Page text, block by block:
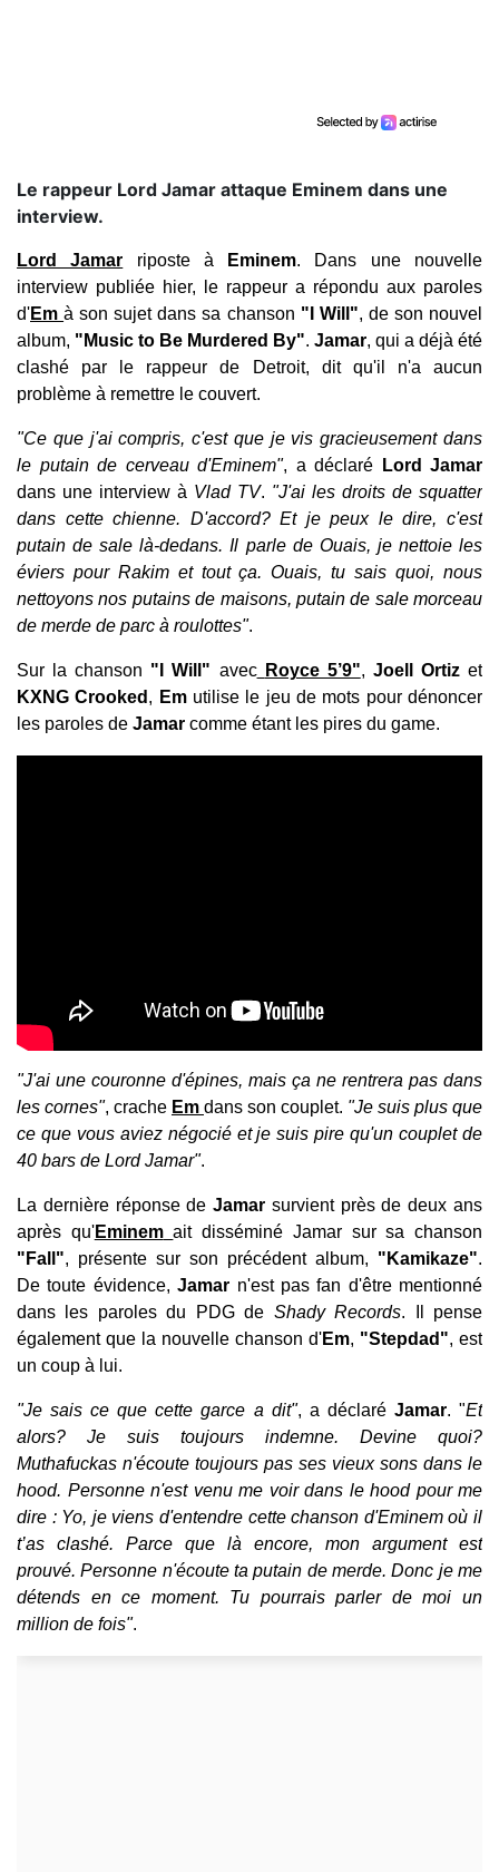
Le rappeur Lord Jamar attaque Eminem dans une
interview.
Lord Jamar riposte à Eminem. Dans une nouvelle
interview publiée hier, le rappeur a répondu aux paroles
d'Em à son sujet dans sa chanson "I Will", de son nouvel
album, "Music to Be Murdered By". Jamar, qui a déjà été
clashé par le rappeur de Detroit, dit qu'il n'a aucun
problème à remettre le couvert.
"Ce que j'ai compris, c'est que je vis gracieusement dans
le putain de cerveau d'Eminem", a déclaré
Lord Jamar
dans une interview à Vlad TV. "J'ai les droits de squatter
dans cette chienne. D'accord? Et je peux le dire, c'est
putain de sale là-dedans. Il parle de Ouais, je nettoie les
éviers pour Rakim et tout ça. Ouais, tu sais quoi, nous
nettoyons nos putains de maisons, putain de sale morceau
de merde de parc à roulottes".
Sur la chanson "I Will" avec Royce 5’9", Joell Ortizet
KXNG Crooked , Emutilise le jeu de mots pour dénoncer
les paroles de Jamar comme étant les pires du game.
"J'ai une couronne d'épines, mais ça ne rentrera pas dans
les cornes", crache Em dans son couplet. "Je suis plus que
ce que vous aviez négocié et je suis pire qu'un couplet de
40 bars de Lord Jamar".
La dernière réponse deJamar survient près de deux ans
après qu'Eminem ait disséminé Jamar sur sa chanson
"Fall", présente sur son précédent album, "Kamikaze".
De toute évidence,Jamar n'est pas fan d'être mentionné
dans les paroles du PDG de Shady Records. Il pense
également que la nouvelle chanson d'Em, "Stepdad", est
un coup à lui.
"Je sais ce que cette garce a dit", a déclaré Jamar. "Et
alors? Je suis toujours indemne. Devine quoi?
Muthafuckas n'écoute toujours pas ses vieux sons dans le
hood. Personne n'est venu me voir dans le hood pour me
dire : Yo, je viens d'entendre cette chanson d'Eminem où il
t’as clashé. Parce que là encore, mon argument est
prouvé. Personne n'écoute ta putain de merde. Donc je me
détends en ce moment. Tu pourrais parler de moi un
million de fois".